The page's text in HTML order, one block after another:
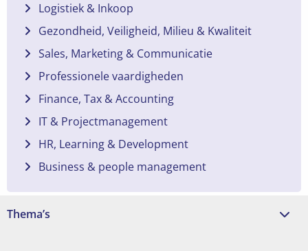
Logistiek & Inkoop
Gezondheid, Veiligheid, Milieu & Kwaliteit
Sales, Marketing & Communicatie
Professionele vaardigheden
Finance, Tax & Accounting
IT & Projectmanagement
HR, Learning & Development
Business & people management
Thema’s